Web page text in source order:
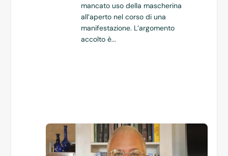
mancato uso della mascherina
all’aperto nel corso di una
manifestazione. L’argomento
accolto è...